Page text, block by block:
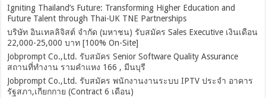
Igniting Thailand’s Future: Transforming Higher Education and
Future Talent through Thai-UK TNE Partnerships
บริษัท อินเทลลิจิสต์ จำกัด (มหาชน) รับสมัคร Sales Executive เงินเดือน
22,000-25,000 บาท [100% On-Site]
Jobprompt Co.,Ltd. รับสมัคร Senior Software Quality Assurance
สถานที่ทำงาน รามคำแหง 166 , มีนบุรี
Jobprompt Co.,Ltd. รับสมัคร พนักงานงานระบบ IPTV ประจำ อาคาร
รัฐสภา,เกียกกาย (Contract 6 เดือน)